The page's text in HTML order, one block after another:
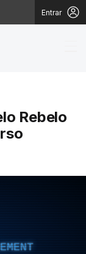
Entrar
Rebelo